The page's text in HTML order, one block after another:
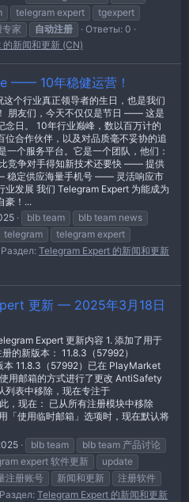
telegram expert
tgexpert
专家 自动注册
Ответы: 0
新闻和更新 (CN)
—— 10年稳健运营！
个行业真正领导者的生日，也是我们
朋友们，今天不仅仅是节日 —— 这是
念日。 10年行业巅峰，数以百万计的
位合作伙伴，以及对品质毫不妥协的追
个服务平台。它是一个团队，他们：
竞争对手得知新技术还要快 —— 提供
稳定供应海量手机号 —— 灵活响应市
业发展 我们 Telegram Expert 为能成为
豪！...
blb team
blb team news
telegram
telegram expert
Раздел: Telegram Expert 的新闻和更新
更新 — 2025年3月18日
Expert 更新内容 1. 添加了用于
的新版本： 11.8.3（57992）
本 11.8.3（57992）已在 PlayMarket
用邮箱的方式进行了更改 AntiSafety
列表中移除，现在专注于
，现在： 已从所有注册模块中移除
「使用临时邮箱」选项时，现在默认将
blb team
blb team 产品讨论
expert 软件更新
update
注册账号 新闻和更新
注册软件
Раздел: Telegram Expert 的新闻和更新